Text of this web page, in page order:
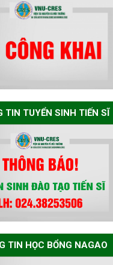
Thông báo chương
trình học bổng
2027
họp Tiểu ban
chuyên môn đánh
giá hồ sơ chuyên
môn cho các thí
sinh dự tuyển
nghiên cứu sinh
đợt 1 năm 2026
Thông báo danh
TIN TUYỂN SINH TIẾN SĨ
TIN HỌC BỔNG NAGAO